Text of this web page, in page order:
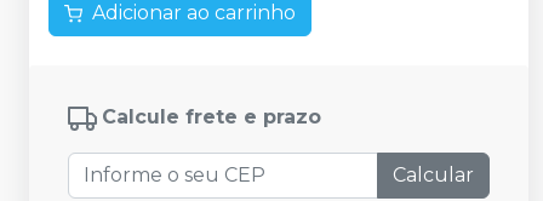
Adicionar ao carrinho
Calcule frete e prazo
Calcular